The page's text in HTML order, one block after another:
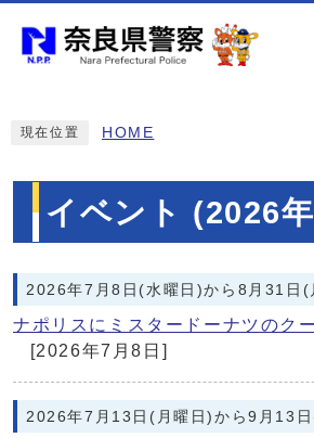
現在位置 HOME
イベント (2026
2026年7月8日(水曜日)から8月31日(
ナポリスにミスタードーナツのク
[2026年7月8日]
2026年7月13日(月曜日)から9月13